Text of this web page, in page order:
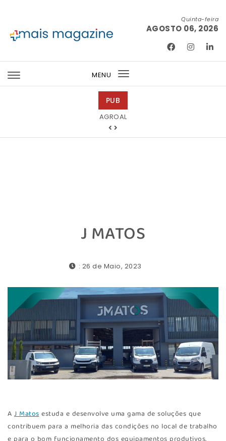
Quinta-feira
AGOSTO 06, 2026
MENU
Toggle
PUB
Barmat
J MATOS
: 26 de Maio, 2023
A J Matosestuda e desenvolve uma gama de soluções que
contribuem para a melhoria das condições no local de trabalho